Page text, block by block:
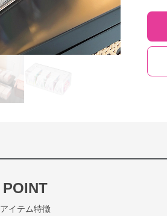
POINT
アイテム特徴